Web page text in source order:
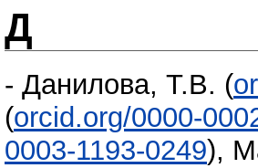
Д
- Данилова, Т.В. (
(orcid.org/0000-
0003-1193-0249),